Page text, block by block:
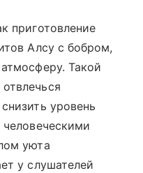
приготовление
Алсу с бобром,
Такой
уровень
уюта
у слушателей